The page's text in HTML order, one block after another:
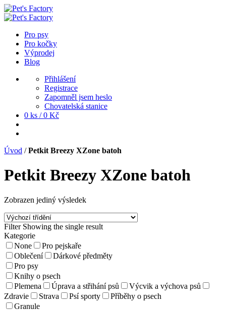
Pro psy
Pro kočky
Výprodej
Blog
Přihlášení
Registrace
Zapomněl jsem heslo
Chovatelská stanice
0 ks / 0 Kč
Úvod /Petkit Breezy XZone batoh
Petkit Breezy XZone batoh
Zobrazen jediný výsledek
Filter Showing the single result
Kategorie
None
Pro pejskaře
Oblečení
Dárkové předměty
Pro psy
Knihy o psech
Plemena
Úprava a střihání psů
Výcvik a výchova psů
Zdravie
Strava Psí sporty
Příběhy o psech
Granule